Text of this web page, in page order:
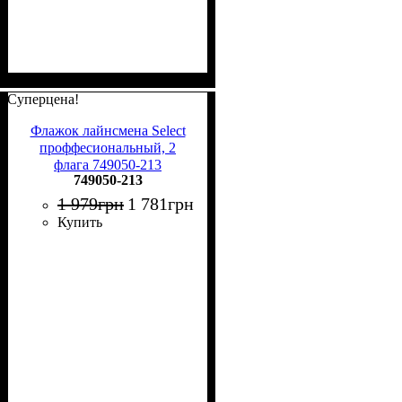
Суперцена!
Флажок лайнсмена Select
проффесиональный, 2
флага 749050-213
749050-213
1 979грн 1 781грн
Купить